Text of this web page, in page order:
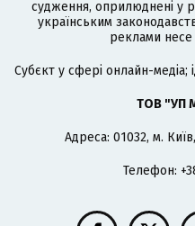
судження, оприлюднені у
українським
реклами
Cубєкт у сфері онлайн-медіа;
ТОВ "УП
Адреса: 01032, м.
Телефон: